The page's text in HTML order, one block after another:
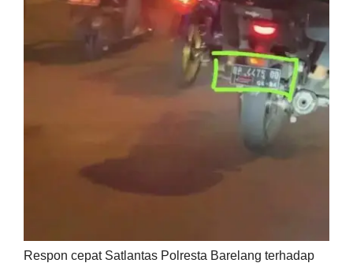
Respon cepat Satlantas Polresta Barelang terhadap